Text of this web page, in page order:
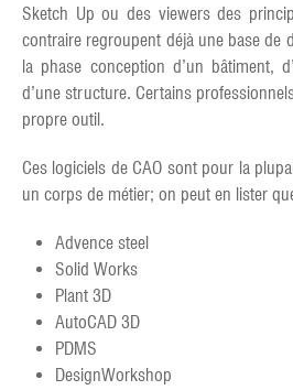
Sketch Up ou des viewers des
contraire regroupent déjà une base de
la phase conception d’un bâtiment,
d’une structure. Certains
propre outil.
Ces logiciels de CAO sont pour la
un corps de métier; on peut en lister
Advence steel
Solid Works
Plant 3D
AutoCAD 3D
PDMS
DesignWorkshop